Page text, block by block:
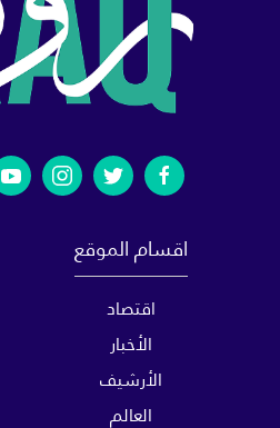
اقسام الموقع
اقتصاد
الأخبار
الأرشيف
العالم